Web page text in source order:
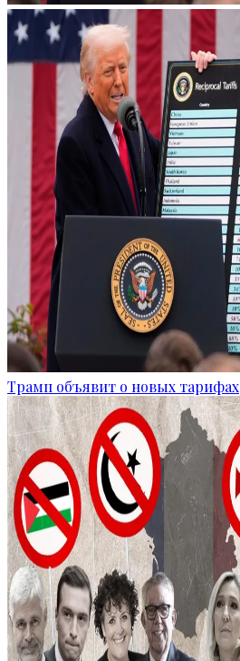
Трамп объявит о новых тарифах